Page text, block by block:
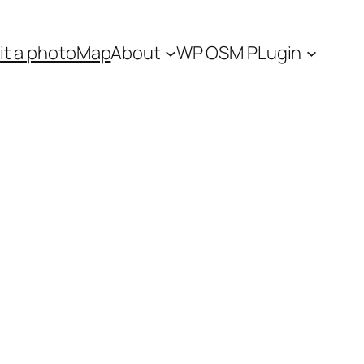
a photoMapAbout WP OSM PLugin